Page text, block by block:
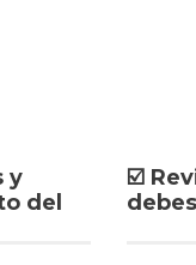
y
del
☑️